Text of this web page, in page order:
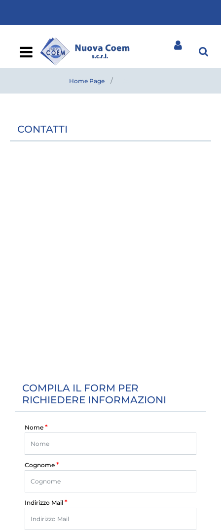
Open
Home Page
CONTATTI
COMPILA IL FORM PER
RICHIEDERE INFORMAZIONI
Nome *
Cognome *
Indirizzo Mail *